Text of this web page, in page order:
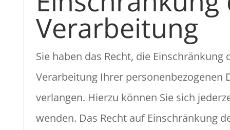
Verarbeitung
Sie haben das Recht, die Einschränkung
Verarbeitung Ihrer personenbezogenen
verlangen. Hierzu können Sie sich
wenden. Das Recht auf Einschränkung